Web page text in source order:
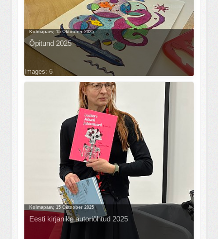
Kolmapäev, 15 Oktoober 2025
Õpitund 2025
Images: 6
Kolmapäev, 15 Oktoober 2025
Eesti kirjanike autoriõhtud 2025